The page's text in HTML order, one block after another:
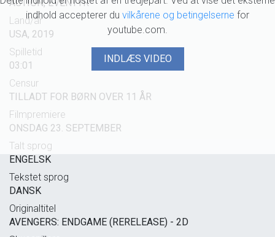
indhold accepterer du vilkårene og betingelserne for
youtube.com.
INDLÆS VIDEO
ACTION, EVENTYR
Land/år
USA, 2019
Spilletid
03:01
Censur
TILLADT FOR BØRN OVER 11 ÅR
Filmpremiere
ONSDAG 23. SEPTEMBER
Talt sprog
ENGELSK
Tekstet sprog
DANSK
Originaltitel
AVENGERS: ENDGAME (RERELEASE) - 2D